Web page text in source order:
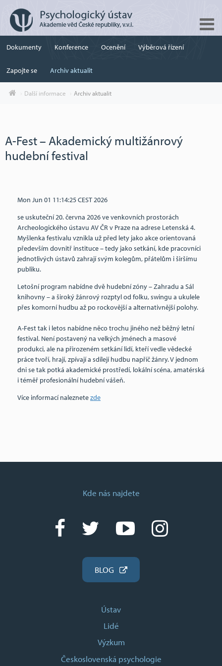
Dokumenty Konference Ocenění Výběrová řízení
Zapojte se Archiv aktualit
Další informace Archiv aktualit
A-Fest – Akademický multižánrový
hudební festival
Mon Jun 01 11:14:25 CEST 2026
se uskuteční 20. června 2026 ve venkovních prostorách
Archeologického ústavu AVČR v Praze na adrese Letenská 4.
Myšlenka festivalu vznikla už před lety jako akce orientovaná
především dovnitř instituce – tedy jako setkání, kde pracovníci
jednotlivých ústavů zahrají svým kolegům, přátelům i širšímu
publiku.
Letošní program nabídne dvě hudební zóny – Zahradu a Sál
knihovny – a široký žánrový rozptyl od folku, swingu a ukulele
přes komorní hudbu až po rockovější a alternativnější polohy.
A-Fest tak i letos nabídne něco trochu jiného než běžný letní
festival. Není postavený na velkých jménech a masové
produkci, ale na přirozeném setkánílidí, kteří vedle vědecké
práce tvoří, hrají, zpívají a sdílejí hudbu napříč žánry. V jednom
dni se tak potká akademické prostředí, lokální scéna, amatérská
i téměř profesionální hudební vášeň.
Více informací naleznetezde
Kde nás najdete
BLOG
Ústav
Lidé
Výzkum
Československá psychologie